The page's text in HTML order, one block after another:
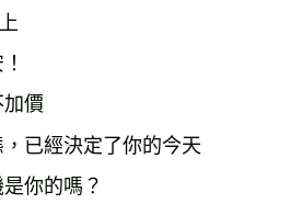
價
已經決定了你的今天
你的嗎？